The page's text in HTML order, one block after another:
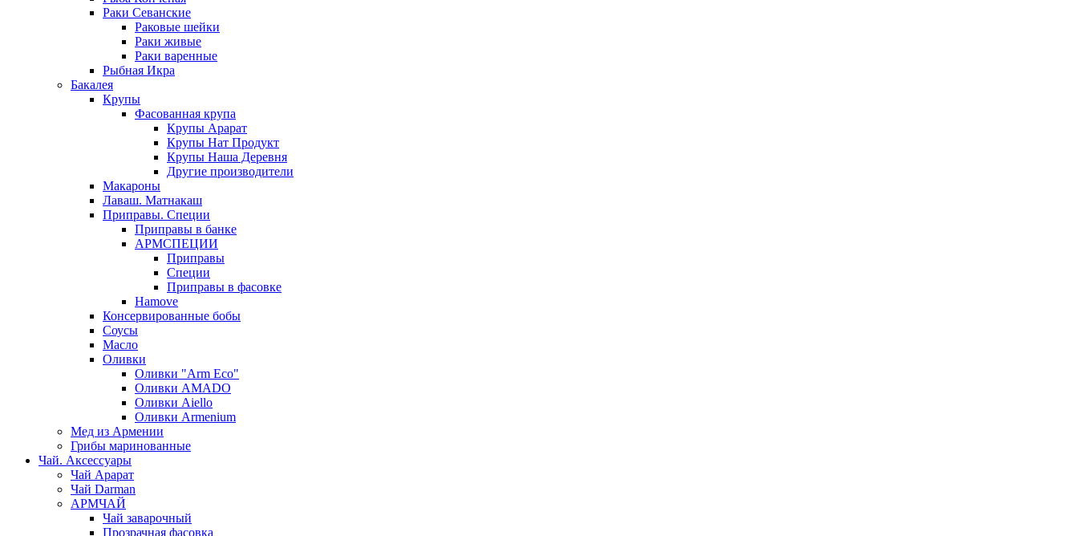
Раки Севанские
Раковые шейки
Раки живые
Раки варенные
Рыбная Икра
Бакалея
Крупы
Фасованная крупа
Крупы Арарат
Крупы Нат Продукт
Крупы Наша Деревня
Другие производители
Макароны
Лаваш. Матнакаш
Приправы. Специи
Приправы в банке
АРМСПЕЦИИ
Приправы
Специи
Приправы в фасовке
Hamove
Консервированные бобы
Соусы
Масло
Оливки
Оливки "Arm Eco"
Оливки AMADO
Оливки Aiello
Оливки Armenium
Мед из Армении
Грибы маринованные
Чай. Аксессуары
Чай Арарат
Чай Darman
АРМЧАЙ
Чай заварочный
Прозрачная фасовка